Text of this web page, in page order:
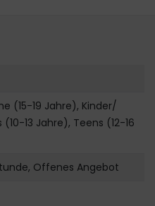
(15-19 Jahre), Kinder/
13 Jahre), Teens (12-16
Offenes Angebot